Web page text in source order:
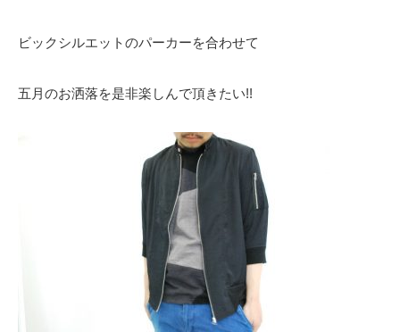
ビックシルエットのパーカーを合わせて
五月のお洒落を是非楽しんで頂きたい!!